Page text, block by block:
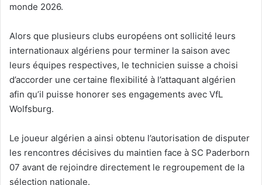
monde 2026.
Alors que plusieurs clubs européens ont sollicité leurs
internationaux algériens pour terminer la saison avec
leurs équipes respectives, le technicien suisse a choisi
d’accorder une certaine flexibilité à l’attaquant algérien
afin qu’il puisse honorer ses engagements avec VfL
Wolfsburg.
Le joueur algérien a ainsi obtenu l’autorisation de disputer
les rencontres décisives du maintien face à SC Paderborn
07 avant de rejoindre directement le regroupement de la
sélection nationale.